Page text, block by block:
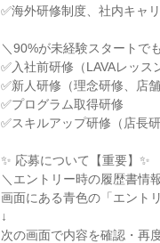
✅海外研修制度、社内キャ
＼90%が未経験スタートで
✅入社前研修（LAVAレッス
✅新人研修（理念研修、店
✅プログラム取得研修
✅スキルアップ研修（店長
✨ 応募について【重要】✨
＼エントリー時の履歴書情
画面にある青色の「エント
↓
次の画面で内容を確認・再